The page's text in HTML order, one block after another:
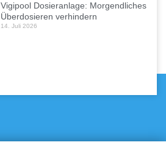
Vigipool Dosieranlage: Morgendliches
Überdosieren verhindern
14. Juli 2026